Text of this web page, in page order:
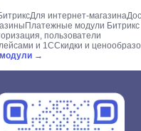
Для интернет-магазина
Платежные модули Битрикс
пользователи
и 1ССкидки и
→